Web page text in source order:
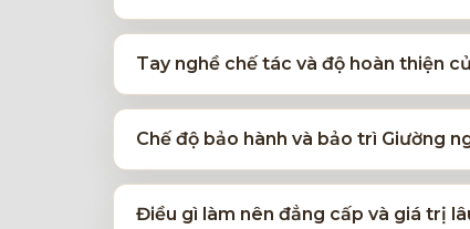
Tay nghề chế tác và độ hoàn thiện
Chế độ bảo hành và bảo trì Giường
Điều gì làm nên đẳng cấp và giá trị